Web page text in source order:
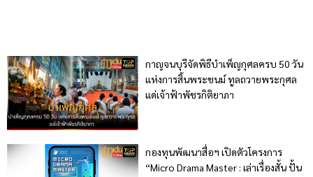
กาญจนบุรีจัดพิธีบำเพ็ญกุศลครบ 50 วัน
แห่งการสิ้นพระชนม์ ทูลถวายพระกุศล
แด่เจ้าฟ้าพัชรกิติยาภา
กองทุนพัฒนาสื่อฯ เปิดตัวโครงการ
“Micro Drama Master : เล่าเรื่องสั้น ปั้น